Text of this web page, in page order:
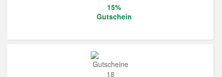
15%
Gutschein